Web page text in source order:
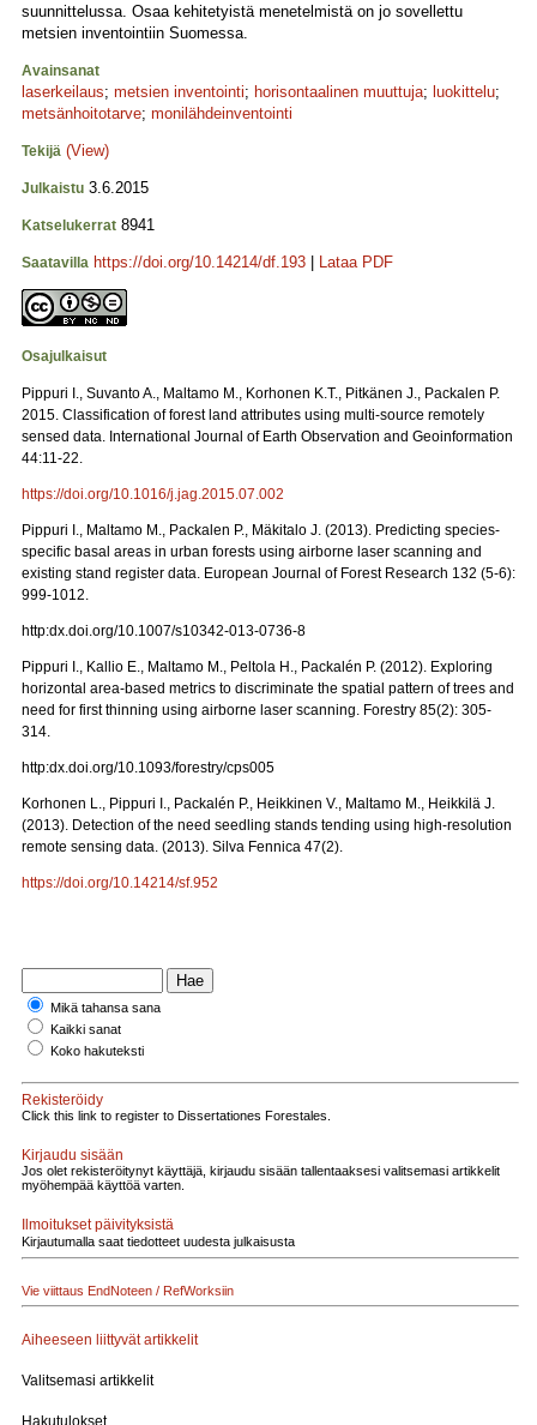
suunnittelussa. Osaa kehitetyistä menetelmistä on jo sovellettu
metsien inventointiin Suomessa.
Avainsanat
laserkeilaus; metsien inventointi; horisontaalinen muuttuja; luokittelu;
metsänhoitotarve; monilähdeinventointi
Tekijä (View)
Julkaistu 3.6.2015
Katselukerrat 8941
Saatavilla https://doi.org/10.14214/df.193 Lataa PDF
Osajulkaisut
Pippuri I., Suvanto A., Maltamo M., Korhonen K.T., Pitkänen J., Packalen P.
2015. Classification of forest land attributes using multi-source remotely
sensed data. International Journal of Earth Observation and Geoinformation
44:11-22.
https://doi.org/10.1016/j.jag.2015.07.002
Pippuri I., Maltamo M., Packalen P., Mäkitalo J. (2013). Predicting species-
specific basal areas in urban forests using airborne laser scanning and
existing stand register data. European Journal of Forest Research 132 (5-6):
999-1012.
http:dx.doi.org/10.1007/s10342-013-0736-8
Pippuri I., Kallio E., Maltamo M., Peltola H., Packalén P. (2012). Exploring
horizontal area-based metrics to discriminate the spatial pattern of trees and
need for first thinning using airborne laser scanning. Forestry 85(2): 305-
314.
http:dx.doi.org/10.1093/forestry/cps005
Korhonen L., Pippuri I., Packalén P., Heikkinen V., Maltamo M., Heikkilä J.
(2013). Detection of the need seedling stands tending using high-resolution
remote sensing data. (2013). Silva Fennica 47(2).
https://doi.org/10.14214/sf.952
Mikä tahansa sana
Kaikki sanat
Koko hakuteksti
Rekisteröidy
Click this link to register to Dissertationes Forestales.
Kirjaudu sisään
Jos olet rekisteröitynyt käyttäjä, kirjaudu sisään tallentaaksesi valitsemasi artikkelit
myöhempää käyttöä varten.
Ilmoitukset päivityksistä
Kirjautumalla saat tiedotteet uudesta julkaisusta
Vie viittaus EndNoteen / RefWorksiin
Aiheeseen liittyvät artikkelit
Valitsemasi artikkelit
Hakutulokset